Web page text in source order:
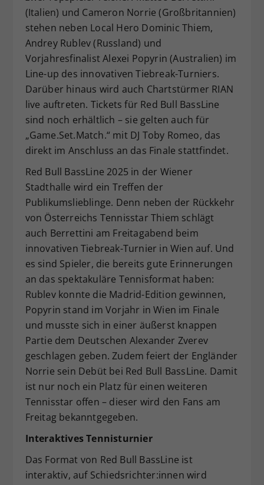
(Italien) und Cameron Norrie (Großbritannien)
stehen neben Local Hero Dominic Thiem,
Andrey Rublev (Russland) und
Vorjahresfinalist Alexei Popyrin (Australien) im
Line-up des innovativen Tiebreak-Turniers.
Darüber hinaus wird auch Chartstürmer RIAN
live auftreten. Tickets für Red Bull BassLine
sind noch erhältlich – sie gelten auch für
„Game.Set.Match.“ mit DJ Toby Romeo, das
direkt im Anschluss an das Finale stattfindet.
Red Bull BassLine 2025 in der Wiener
Stadthalle wird ein Treffen der
Publikumslieblinge. Denn neben der Rückkehr
von Österreichs Tennisstar Thiem schlägt
auch Berrettini am Freitagabend beim
innovativen Tiebreak-Turnier in Wien auf. Und
es sind Spieler, die bereits gute Erinnerungen
an das spektakuläre Tennisformat haben:
Rublev konnte die Madrid-Edition gewinnen,
Popyrin stand im Vorjahr in Wien im Finale
und musste sich in einer äußerst knappen
Partie dem Deutschen Alexander Zverev
geschlagen geben. Zudem feiert der Engländer
Norrie sein Debüt bei Red Bull BassLine. Damit
ist nur noch ein Platz für einen weiteren
Tennisstar offen – dieser wird den Fans am
Freitag bekanntgegeben.
Interaktives Tennisturnier
Das Format von Red Bull BassLine ist
interaktiv, auf Schiedsrichter:innen wird
Zweck
Dieser Wert speichert Ihre Consent-
Einstellungen. Unter anderem eine
zufällig generierte ID, für die
historische Speicherung Ihrer
vorgenommen Einstellungen, falls der
Webseiten-Betreiber dies eingestellt
hat.